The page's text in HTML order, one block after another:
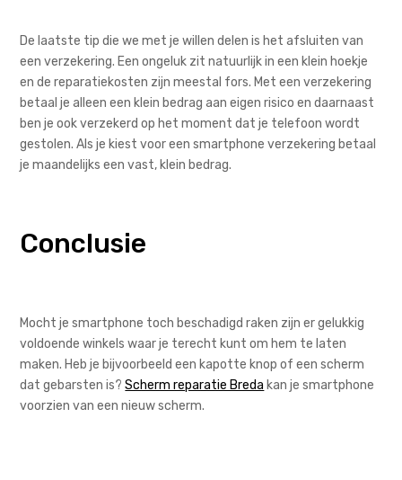
De laatste tip die we met je willen delen is het afsluiten van
een verzekering. Een ongeluk zit natuurlijk in een klein hoekje
en de reparatiekosten zijn meestal fors. Met een verzekering
betaal je alleen een klein bedrag aan eigen risico en daarnaast
ben je ook verzekerd op het moment dat je telefoon wordt
gestolen. Als je kiest voor een smartphone verzekering betaal
je maandelijks een vast, klein bedrag.
Conclusie
Mocht je smartphone toch beschadigd raken zijn er gelukkig
voldoende winkels waar je terecht kunt om hem te laten
maken. Heb je bijvoorbeeld een kapotte knop of een scherm
dat gebarsten is?Scherm reparatie Breda kan je smartphone
voorzien van een nieuw scherm.